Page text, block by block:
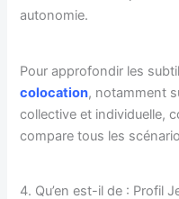
autonomie.
Pour approfondir les
colocation, notamment
collective et individuelle,
compare tous les
4. Qu’en est-il de : Profil